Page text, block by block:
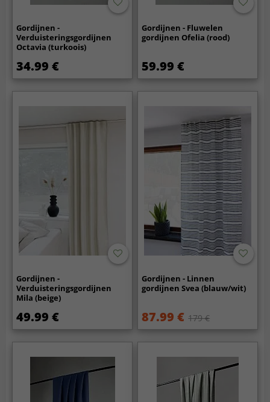
Gordijnen -
Verduisteringsgordijnen
Octavia (turkoois)
34.99 €
Gordijnen - Fluwelen
gordijnen Ofelia (rood)
59.99 €
Gordijnen -
Verduisteringsgordijnen
Mila (beige)
49.99 €
Gordijnen - Linnen
gordijnen Svea (blauw/wit)
87.99 € 179 €